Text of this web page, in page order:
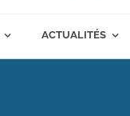
ACTUALITÉS